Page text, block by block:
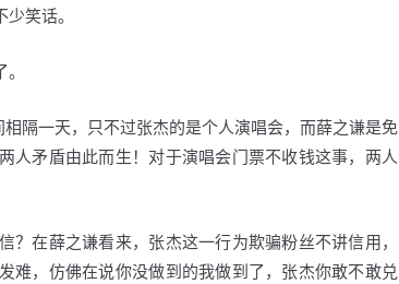
笑话。
隔一天，只不过张杰的是个人演唱会，而薛之谦是免
人矛盾由此而生！对于演唱会门票不收钱这事，两人
在薛之谦看来，张杰这一行为欺骗粉丝不讲信用，
难，仿佛在说你没做到的我做到了，张杰你敢不敢兑